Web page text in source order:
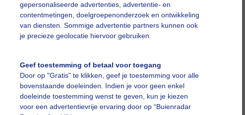
gepersonaliseerde advertenties, advertentie- en
contentmetingen, doelgroepenonderzoek en ontwikkeling
van diensten. Sommige advertentie partners kunnen ook
je precieze geolocatie hiervoor gebruiken.
Geef toestemming of betaal voor toegang
Door op "Gratis" te klikken, geef je toestemming voor alle
bovenstaande doeleinden. Indien je voor geen enkel
doeleinde toestemming wenst te geven, kun je kiezen
voor een advertentievrije ervaring door op “Buienradar
rustig aan! Hilversum vanmorgen.
Chris Meewis Gemaakt: 11-08-2025, 29x bekeken
slideshow